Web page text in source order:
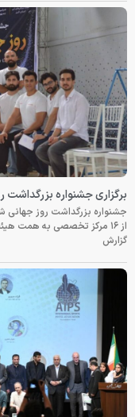
برگزاری جشنواره بزرگداشت
از ۱۶ مرکز تخصصی به همت
گزارش